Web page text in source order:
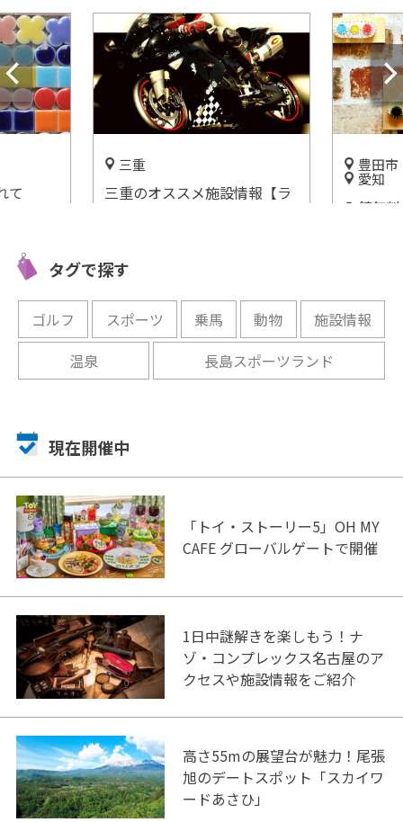
て
三重
三重のオススメ施設情報【ラ
開催中
豊田市
愛知
入館無
開催中
タグで探す
ゴルフ スポーツ 乗馬 動物
施設情報
温泉
長島スポーツランド
現在開催中
「トイ・ストーリー5」OH MY
CAFE グローバルゲートで開催
1日中謎解きを楽しもう！ナ
ゾ・コンプレックス名古屋のア
クセスや施設情報をご紹介
高さ55mの展望台が魅力！尾張
旭のデートスポット「スカイワ
ードあさひ」